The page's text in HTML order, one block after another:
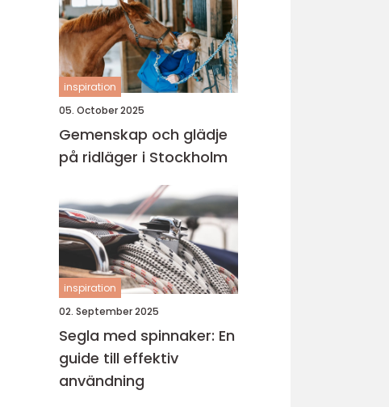
inspiration
05. October 2025
Gemenskap och glädje
på ridläger i Stockholm
inspiration
02. September 2025
Segla med spinnaker: En
guide till effektiv
användning